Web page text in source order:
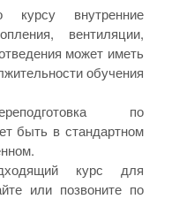
курсу внутренние
вентиляции,
может иметь
обучения
по
быть в стандартном
курс для
или позвоните по